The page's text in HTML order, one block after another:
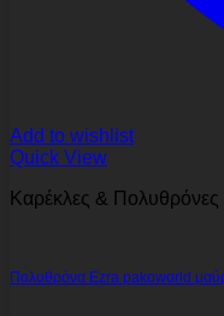
Add to wishlist
Quick View
Καρέκλες & Πολυθρόνες
Πολυθρόνα Ezra pakoworld